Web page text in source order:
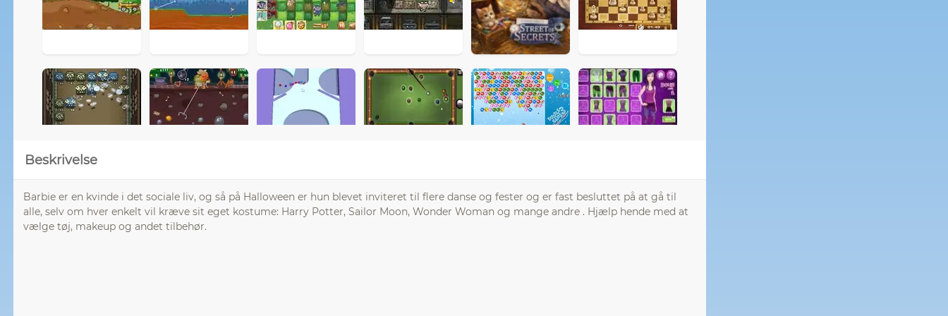
Beskrivelse
Barbie er en kvinde i det sociale liv, og så på Halloween er hun blevet inviteret til flere danse og fester og er fast besluttet på at gå til
alle, selv om hver enkelt vil kræve sit eget kostume: Harry Potter, Sailor Moon, Wonder Woman og mange andre . Hjælp hende med at
vælge tøj, makeup og andet tilbehør.